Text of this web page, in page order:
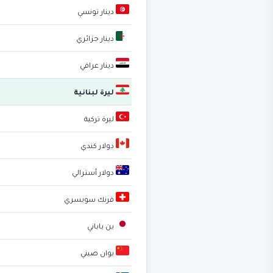
دينار تونسي
دينار جزائري
دينار عراقي
ليرة لبنانية
ليرة تركية
دولار كندي
دولار أسترالي
فرنك سويسري
ين ياباني
يوان صيني